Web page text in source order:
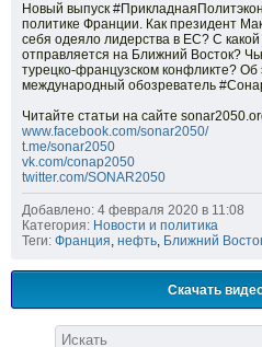
Новый выпуск
политике Франции. Как президент
себя одеяло лидерства в ЕС? С
отправляется на Ближний Восток?
турецко-французском конфликте?
международный обозреватель
Читайте статьи на сайте
www.facebook.com/sonar2050/
t.me/sonar2050
vk.com/conap2050
twitter.com/SONAR2050
Добавлено: 4 февраля 2020 в 11:08
Категория: Новости и политика
Теги: Франция, нефть, Ближний
Скачать